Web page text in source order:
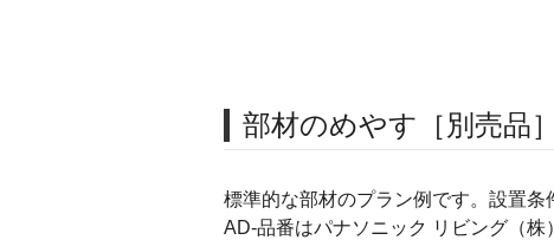
部材のめやす［別売品］
標準的な部材のプラン例です。設置条
AD-品番はパナソニック リビング（